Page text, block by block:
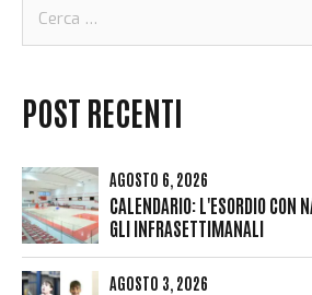
per:
POST RECENTI
AGOSTO 6, 2026
CALENDARIO: L'ESORDIO CON
GLI INFRASETTIMANALI
AGOSTO 3, 2026